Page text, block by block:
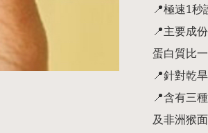
📍極速1
📍主要成
蛋白質比
📍針對乾
📍含有三
及非洲猴